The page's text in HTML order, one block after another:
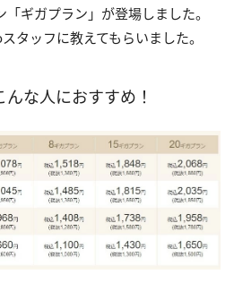
ギガプラン」が登場しました。
タッフに教えてもらいました。
んな人におすすめ！